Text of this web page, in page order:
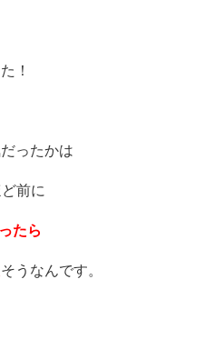
！
ったかは
前に
たら
そうなんです。